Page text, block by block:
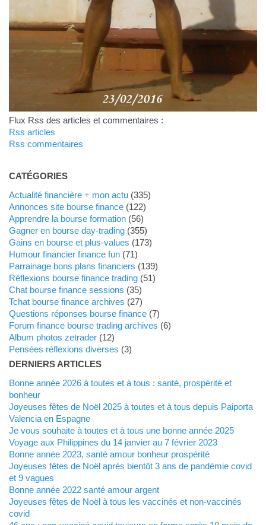
Flux Rss des articles et commentaires :
Rss articles
Rss commentaires
CATÉGORIES
Actualité financière + mon actu(335)
Annonces site bourse finance(122)
Apprendre la bourse formation(56)
Gagner en bourse day-trading(355)
Gains en bourse et plus-values (173)
Humour financier finance fun(71)
Parrainage bons plans financiers (139)
Réflexions bourse finance trading(51)
Chat bourse finance sessions (35)
Tchat bourse finance archives (27)
Questions réponses bourse finance(7)
Forum finance bourse trading archives (6)
Album photos zetrader(12)
Pensées réflexions diverses (3)
DERNIERS ARTICLES
Bonne année 2026 à toutes et à tous : santé, prospérité et
bonheur
Joyeuses fêtes de Noël 2025 à toutes et à tous depuis Paiporta
Valencia en Espagne
Je vous souhaite à toutes et à tous une bonne année 2025
Voyage aux Philippines du 14 janvier au 7 février 2023
Bonne année 2023, santé amour bonheur prospérité
Joyeuses fêtes de Noël après bientôt 3 ans de pandémie covid
et 9 vagues
Bonne année 2022 santé amour argent
Joyeuses fêtes de Noël à tous les vaccinés et non-vaccinés
covid